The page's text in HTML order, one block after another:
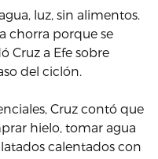
luz, sin alimentos.
chorra porque se
Cruz a Efe sobre
del ciclón.
Cruz contó que
hielo, tomar agua
calentados con